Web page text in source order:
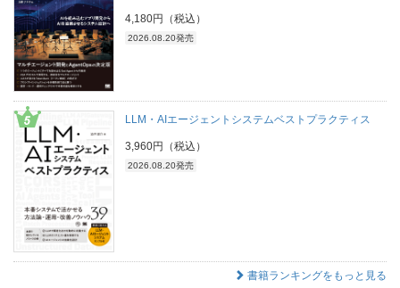
4,180円（税込）
2026.08.20発売
LLM・AIエージェントシステムベストプラクティス
3,960円（税込）
2026.08.20発売
書籍ランキングをもっと見る